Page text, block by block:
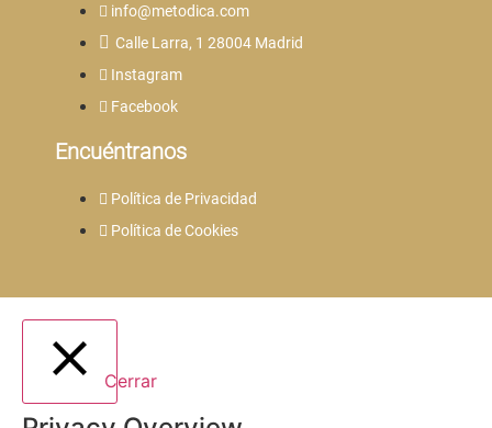
info@metodica.com
Calle Larra, 1 28004 Madrid
Instagram
Facebook
Encuéntranos
Política de Privacidad
Política de Cookies
Cerrar